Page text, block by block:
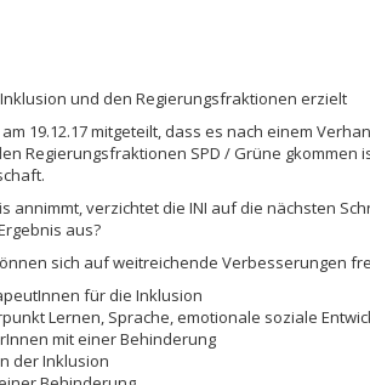
und den Regierungsfraktionen erzielt
19.12.17 mitgeteilt, dass es nach einem
Regierungsfraktionen SPD / Grüne gkommen
annimmt, verzichtet die INI auf die nächsten
aus?
sich auf weitreichende Verbesserungen
für die Inklusion
Lernen, Sprache, emotionale soziale
mit einer Behinderung
der Inklusion